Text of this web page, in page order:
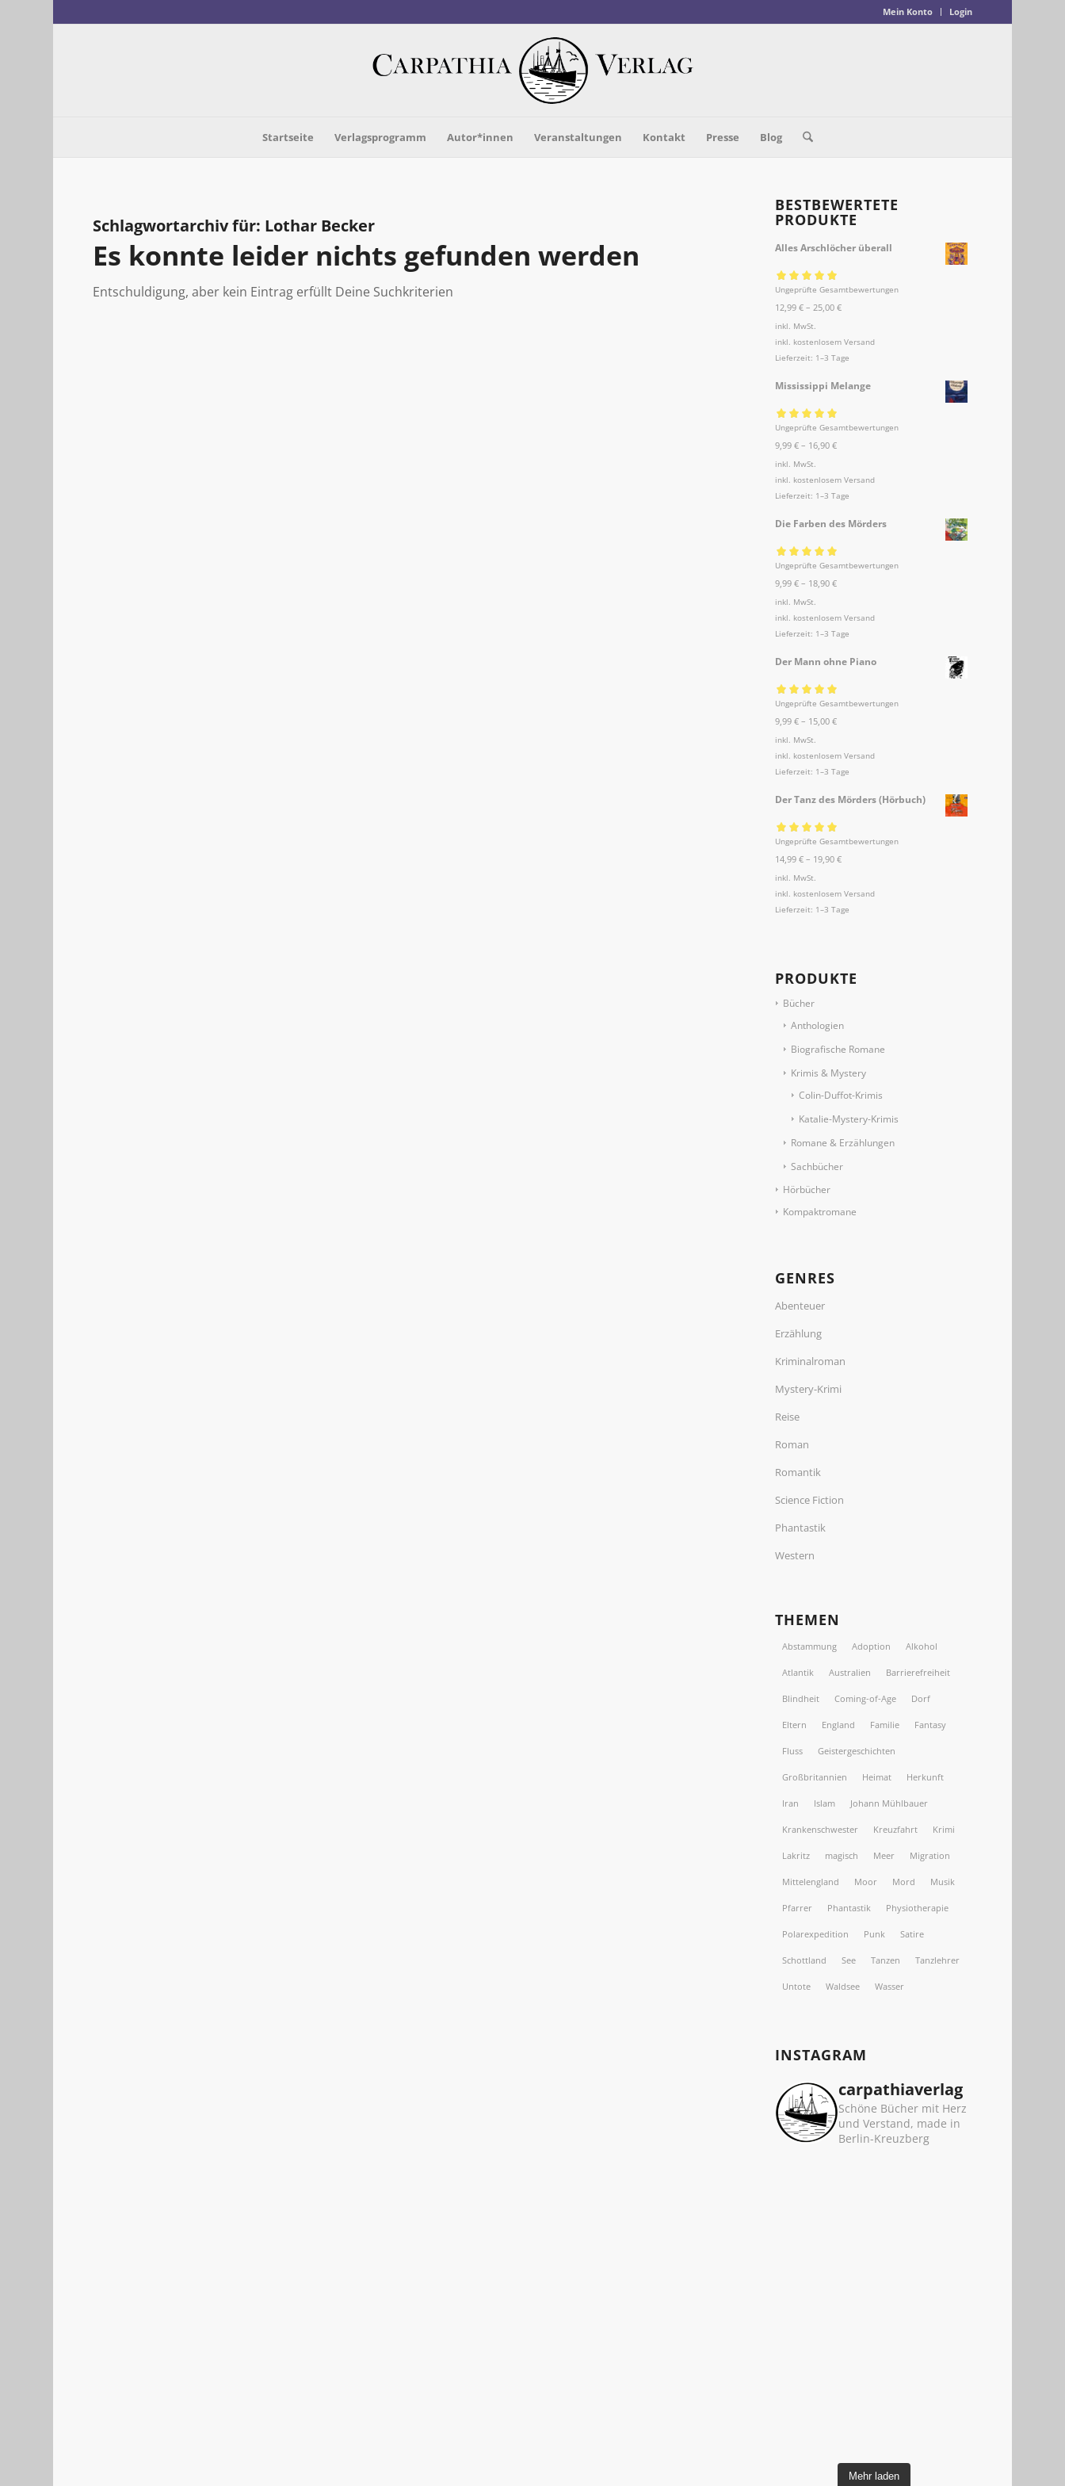
Mein Konto Login
Startseite Verlagsprogramm Autor*innen Veranstaltungen Kontakt Presse Blog
Schlagwortarchiv für: Lothar Becker
Es konnte leider nichts gefunden werden
Entschuldigung, aber kein Eintrag erfüllt Deine Suchkriterien
BESTBEWERTETE
PRODUKTE
Alles Arschlöcher überall
Bewertet mit
5.00von 5
Ungeprüfte Gesamtbewertungen
12,99€ –25,00€
inkl. MwSt.
inkl. kostenlosem Versand
Lieferzeit: 1–3 Tage
Mississippi Melange
Bewertet mit
5.00 von 5
Ungeprüfte Gesamtbewertungen
9,99€ – 16,90€
inkl. MwSt.
inkl. kostenlosem Versand
Lieferzeit: 1–3 Tage
Die Farben des Mörders
Bewertet mit
5.00 von 5
Ungeprüfte Gesamtbewertungen
9,99€ – 18,90€
inkl. MwSt.
inkl. kostenlosem Versand
Lieferzeit: 1–3 Tage
Der Mann ohne Piano
Bewertet mit
5.00 von 5
Ungeprüfte Gesamtbewertungen
9,99€ – 15,00€
inkl. MwSt.
inkl. kostenlosem Versand
Lieferzeit: 1–3 Tage
Der Tanz des Mörders (Hörbuch)
Bewertet mit
5.00von 5
Ungeprüfte Gesamtbewertungen
14,99€ – 19,90€
inkl. MwSt.
inkl. kostenlosem Versand
Lieferzeit: 1–3 Tage
PRODUKTE
Bücher
Anthologien
Biografische Romane
Krimis & Mystery
Colin-Duffot-Krimis
Katalie-Mystery-Krimis
Romane & Erzählungen
Sachbücher
Hörbücher
Kompaktromane
GENRES
Abenteuer
Erzählung
Kriminalroman
Mystery-Krimi
Reise
Roman
Romantik
Science Fiction
Phantastik
Western
THEMEN
Abstammung Adoption Alkohol
Atlantik Australien Barrierefreiheit
Blindheit Coming-of-Age Dorf
Eltern England Familie Fantasy
Fluss Geistergeschichten
Großbritannien Heimat Herkunft
Iran Islam Johann Mühlbauer
Krankenschwester Kreuzfahrt Krimi
Lakritz magisch Meer Migration
Mittelengland Moor Mord Musik
Pfarrer Phantastik Physiotherapie
Polarexpedition Punk Satire
Schottland See Tanzen Tanzlehrer
Untote Waldsee Wasser
INSTAGRAM
carpathiaverlag
Schöne Bücher mit Herz
und Verstand, made in
Berlin-Kreuzberg
Mehr laden